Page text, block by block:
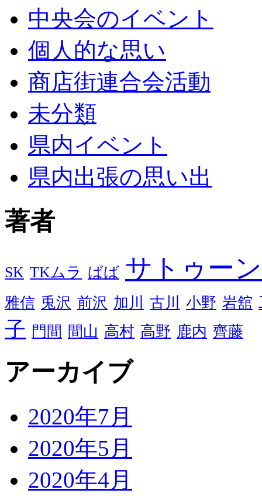
中央会のイベント
個人的な思い
商店街連合会活動
未分類
県内イベント
県内出張の思い出
著者
SK TKムラ ばば サトゥーン
雅信 兎沢 前沢 加川 古川 小野 岩舘
子 門間 間山 高村 高野 鹿内 齊藤
アーカイブ
2020年7月
2020年5月
2020年4月